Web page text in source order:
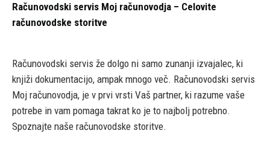
Računovodski servis Moj računovodja – Celovite
računovodske storitve
Računovodski servis že dolgo ni samo zunanji izvajalec, ki
knjiži dokumentacijo, ampak mnogo več. Računovodski servis
Moj računovodja, je v prvi vrsti Vaš partner, ki razume vaše
potrebe in vam pomaga takrat ko je to najbolj potrebno.
Spoznajte naše računovodske storitve.